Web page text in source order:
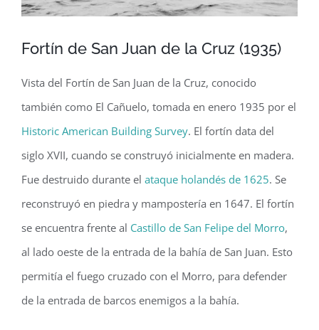
Fortín de San Juan de la Cruz (1935)
Vista del Fortín de San Juan de la Cruz, conocido
también como El Cañuelo, tomada en enero 1935 por el
Historic American Building Survey. El fortín data del
siglo XVII, cuando se construyó inicialmente en madera.
Fue destruido durante el ataque holandés de 1625. Se
reconstruyó en piedra y mampostería en 1647. El fortín
se encuentra frente al Castillo de San Felipe del Morro,
al lado oeste de la entrada de la bahía de San Juan. Esto
permitía el fuego cruzado con el Morro, para defender
de la entrada de barcos enemigos a la bahía.